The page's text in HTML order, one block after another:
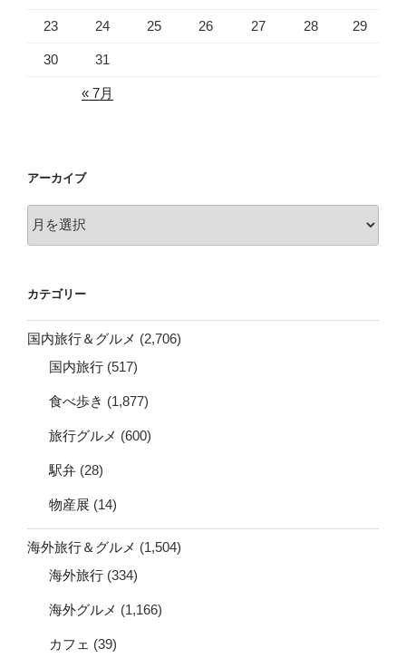
23 24 25 26 27 28 29
30 31
« 7月
アーカイブ
ー
ブ
カテゴリー
国内旅行＆グルメ (2,706)
国内旅行 (517)
食べ歩き (1,877)
旅行グルメ (600)
駅弁 (28)
物産展 (14)
海外旅行＆グルメ (1,504)
海外旅行 (334)
海外グルメ (1,166)
カフェ (39)